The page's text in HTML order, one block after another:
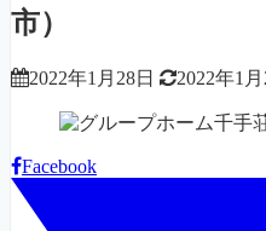
市）
2022年1月28日 2022年1月
Facebook